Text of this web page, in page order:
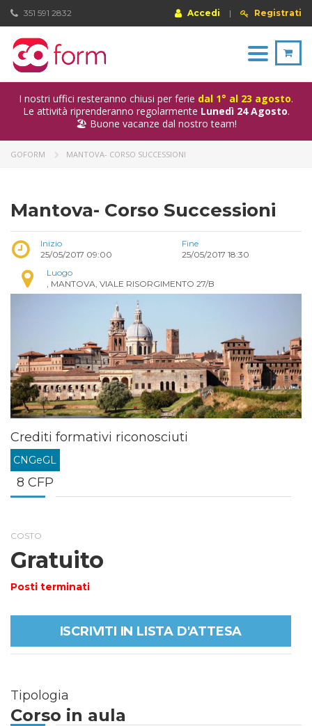
Accedi | Registrati
351 591 2832
Toggle
navigation
I nostri uffici resteranno chiusi per ferie dal 1° al 23 agosto.
Le attività riprenderanno regolarmente Lunedì 24 Agosto.
🏖️ Buone vacanze dal nostro team!
GOFORM MANTOVA- CORSO SUCCESSIONI
Mantova- Corso Successioni
Inizio
25/05/2017 09:00
Fine
25/05/2017 18:30
Luogo
, MANTOVA, VIALE RISORGIMENTO 27/B
Crediti formativi riconosciuti
CNGeGL
8 CFP
COSTO
Gratuito
Posti terminati
ISCRIVITI IN LISTA D'ATTESA
Tipologia
Corso in aula